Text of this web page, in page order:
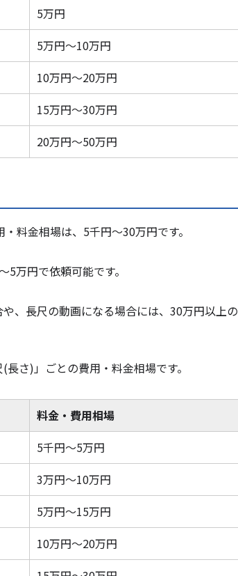
5万円
5万円〜10万円
10万円〜20万円
15万円〜30万円
20万円〜50万円
料金相場は、5千円〜30万円です。
万円で依頼可能です。
、長尺の動画になる場合には、30万円以上の
さ)」ごとの費用・料金相場です。
料金・費用相場
5千円〜5万円
3万円〜10万円
5万円〜15万円
10万円〜20万円